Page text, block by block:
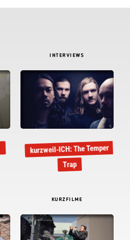
INTERVIEWS
kurzweil-ICH: The Temper
Trap
KURZFILME